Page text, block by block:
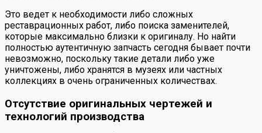
Это ведет к необходимости либо сложных
реставрационных работ, либо поиска заменителей,
которые максимально близки к оригиналу. Но найти
полностью аутентичную запчасть сегодня бывает почти
невозможно, поскольку такие детали либо уже
уничтожены, либо хранятся в музеях или частных
коллекциях в очень ограниченных количествах.
Отсутствие оригинальных чертежей и
технологий производства